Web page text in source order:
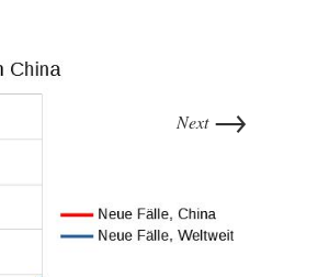
Next →